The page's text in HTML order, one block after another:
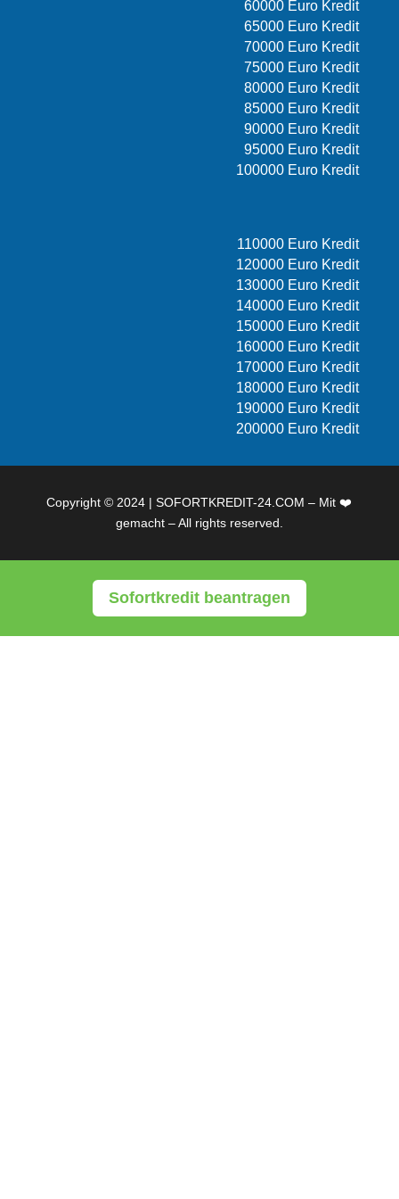
60000 Euro Kredit
65000 Euro Kredit
70000 Euro Kredit
75000 Euro Kredit
80000 Euro Kredit
85000 Euro Kredit
90000 Euro Kredit
95000 Euro Kredit
100000 Euro Kredit
110000 Euro Kredit
120000 Euro Kredit
130000 Euro Kredit
140000 Euro Kredit
150000 Euro Kredit
160000 Euro Kredit
170000 Euro Kredit
180000 Euro Kredit
190000 Euro Kredit
200000 Euro Kredit
Copyright © 2024 | SOFORTKREDIT-24.COM – Mit ❤️
gemacht – All rights reserved.
Sofortkredit beantragen